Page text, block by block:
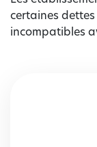
certaines
incompatibles